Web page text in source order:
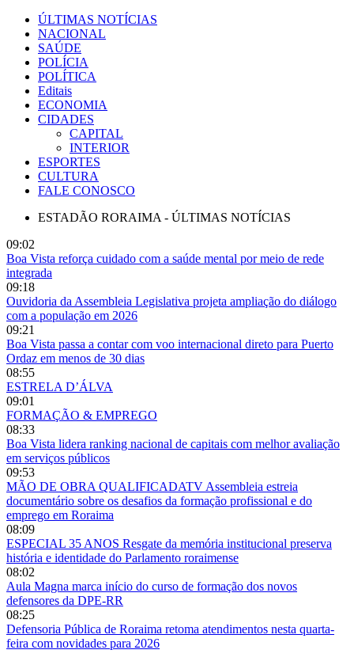
ÚLTIMAS NOTÍCIAS
NACIONAL
SAÚDE
POLÍCIA
POLÍTICA
Editais
ECONOMIA
CIDADES
CAPITAL
INTERIOR
ESPORTES
CULTURA
FALE CONOSCO
ESTADÃO RORAIMA - ÚLTIMAS NOTÍCIAS
09:02
Boa Vista reforça cuidado com a saúde mental por meio de rede
integrada
09:18
Ouvidoria da Assembleia Legislativa projeta ampliação do diálogo
com a população em 2026
09:21
Boa Vista passa a contar com voo internacional direto para Puerto
Ordaz em menos de 30 dias
08:55
ESTRELA D’ÁLVA
09:01
FORMAÇÃO & EMPREGO
08:33
Boa Vista lidera ranking nacional de capitais com melhor avaliação
em serviços públicos
09:53
MÃO DE OBRA QUALIFICADATV Assembleia estreia
documentário sobre os desafios da formação profissional e do
emprego em Roraima
08:09
ESPECIAL 35 ANOS Resgate da memória institucional preserva
história e identidade do Parlamento roraimense
08:02
Aula Magna marca início do curso de formação dos novos
defensores da DPE-RR
08:25
Defensoria Pública de Roraima retoma atendimentos nesta quarta-
feira com novidades para 2026